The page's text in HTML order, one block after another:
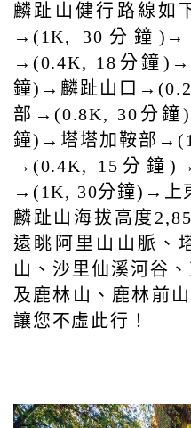
麟趾山健行路線如
→(1K, 30分鐘)→
→(0.4K, 18分鐘
鐘)→麟趾山口
部→(0.8K, 30分
鐘)→塔塔加鞍部
→(0.4K, 15分鐘
→(1K, 30分鐘)→上
麟趾山海拔高度
遠眺阿里山山脈、
山、沙里仙溪河谷
及鹿林山、鹿林前
讓您不虛此行！